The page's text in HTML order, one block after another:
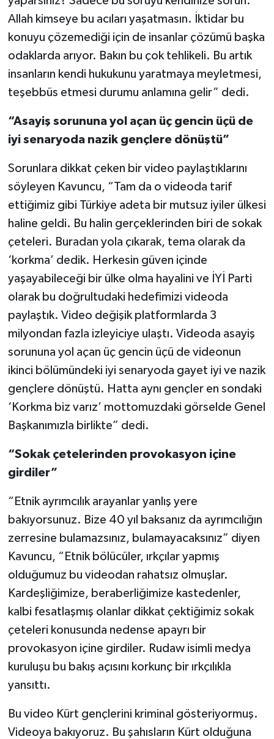
Allah kimseye bu acıları yaşatmasın. İktidar bu
konuyu çözemediği için de insanlar çözümü başka
odaklarda arıyor. Bakın bu çok tehlikeli. Bu artık
insanların kendi hukukunu yaratmaya meyletmesi,
teşebbüs etmesi durumu anlamına gelir” dedi.
“Asayiş sorununa yol açan üç gencin üçü de
iyi senaryoda nazik gençlere dönüştü”
Sorunlara dikkat çeken bir video paylaştıklarını
söyleyen Kavuncu, “Tam da o videoda tarif
ettiğimiz gibi Türkiye adeta bir mutsuz iyiler ülkesi
haline geldi. Bu halin gerçeklerinden biri de sokak
çeteleri. Buradan yola çıkarak, tema olarak da
‘korkma’ dedik. Herkesin güven içinde
yaşayabileceği bir ülke olma hayalini ve İYİ Parti
olarak bu doğrultudaki hedefimizi videoda
paylaştık. Video değişik platformlarda 3
milyondan fazla izleyiciye ulaştı. Videoda asayiş
sorununa yol açan üç gencin üçü de videonun
ikinci bölümündeki iyi senaryoda gayet iyi ve nazik
gençlere dönüştü. Hatta aynı gençler en sondaki
‘Korkma biz varız’ mottomuzdaki görselde Genel
Başkanımızla birlikte” dedi.
“Sokak çetelerinden provokasyon içine
girdiler”
“Etnik ayrımcılık arayanlar yanlış yere
bakıyorsunuz. Bize 40 yıl baksanız da ayrımcılığın
zerresine bulamazsınız, bulamayacaksınız” diyen
Kavuncu, “Etnik bölücüler, ırkçılar yapmış
olduğumuz bu videodan rahatsız olmuşlar.
Kardeşliğimize, beraberliğimize kastedenler,
kalbi fesatlaşmış olanlar dikkat çektiğimiz sokak
çeteleri konusunda nedense apayrı bir
provokasyon içine girdiler. Rudaw isimli medya
kuruluşu bu bakış açısını korkunç bir ırkçılıkla
yansıttı.
Bu video Kürt gençlerini kriminal gösteriyormuş.
Videoya bakıyoruz. Bu şahısların Kürt olduğuna